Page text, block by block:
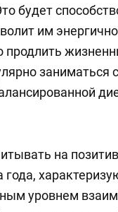
будет
им
заниматься
на
уровнем